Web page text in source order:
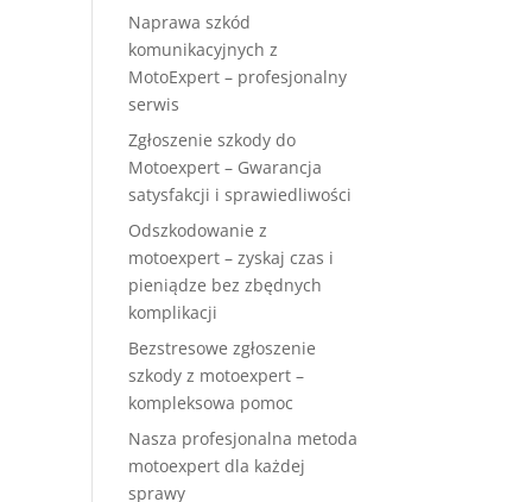
Naprawa szkód
komunikacyjnych z
MotoExpert – profesjonalny
serwis
Zgłoszenie szkody do
Motoexpert – Gwarancja
satysfakcji i sprawiedliwości
Odszkodowanie z
motoexpert – zyskaj czas i
pieniądze bez zbędnych
komplikacji
Bezstresowe zgłoszenie
szkody z motoexpert –
kompleksowa pomoc
Nasza profesjonalna metoda
motoexpert dla każdej
sprawy